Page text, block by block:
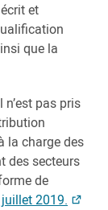
et
que la
pas pris
la charge des
des secteurs
de
2019.